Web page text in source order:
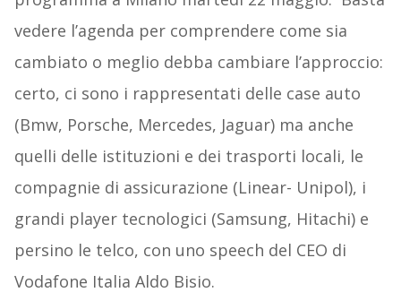
vedere l’agenda per comprendere come sia
cambiato o meglio debba cambiare l’approccio:
certo, ci sono i rappresentati delle case auto
(Bmw, Porsche, Mercedes, Jaguar) ma anche
quelli delle istituzioni e dei trasporti locali, le
compagnie di assicurazione (Linear- Unipol), i
grandi player tecnologici (Samsung, Hitachi) e
persino le telco, con uno speech del CEO di
Vodafone Italia Aldo Bisio.